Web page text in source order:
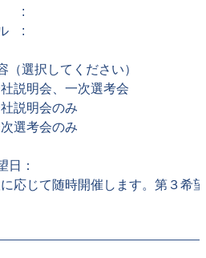
　:
　:
（選択してください）
説明会、一次選考会
説明会のみ
選考会のみ
日：
応じて随時開催します。第３希